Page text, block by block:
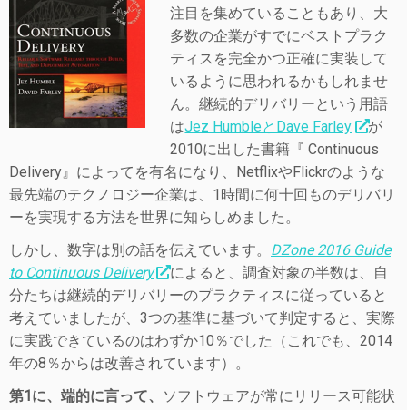
注目を集めていることもあり、大
多数の企業がすでにベストプラク
ティスを完全かつ正確に実装して
いるように思われるかもしれませ
ん。継続的デリバリーという用語
はJez HumbleとDave Farley
が
2010に出した書籍『 Continuous
Delivery』によってを有名になり、NetflixやFlickrのような
最先端のテクノロジー企業は、1時間に何十回ものデリバリ
ーを実現する方法を世界に知らしめました。
しかし、数字は別の話を伝えています。 DZone 2016 Guide
to Continuous Delivery
によると、調査対象の半数は、自
分たちは継続的デリバリーのプラクティスに従っていると
考えていましたが、3つの基準に基づいて判定すると、実際
に実践できているのはわずか10％でした
（これでも、2014
年の8％からは改善されています）。
第1に、端的に言って、
ソフトウェアが常にリリース可能状